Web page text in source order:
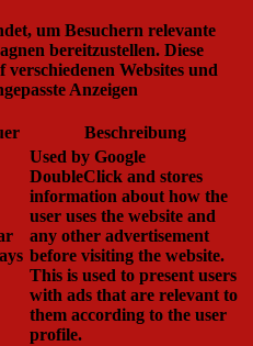
um Besuchern relevante
bereitzustellen. Diese
Websites und
Anzeigen
Beschreibung
Used by Google
DoubleClick and stores
information about how the
user uses the website and
any other advertisement
before visiting the website.
This is used to present users
with ads that are relevant to
them according to the user
profile.